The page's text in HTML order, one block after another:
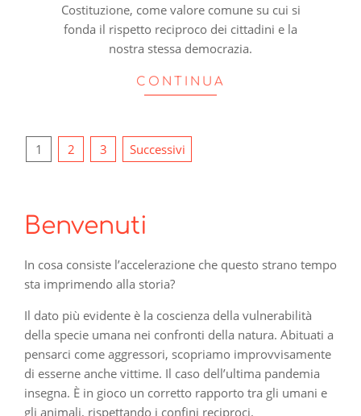
Costituzione, come valore comune su cui si
fonda il rispetto reciproco dei cittadini e la
nostra stessa democrazia.
CONTINUA
Paginazione
1 2 3 Successivi
Benvenuti
In cosa consiste l’accelerazione che questo strano tempo
sta imprimendo alla storia?
Il dato più evidente è la coscienza della vulnerabilità
della specie umana nei confronti della natura. Abituati a
pensarci come aggressori, scopriamo improvvisamente
di esserne anche vittime. Il caso dell’ultima pandemia
insegna. È in gioco un corretto rapporto tra gli umani e
gli animali, rispettando i confini reciproci.